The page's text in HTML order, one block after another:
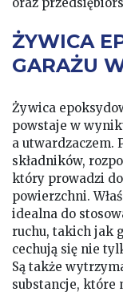
ŻYWICA
GARAŻU
Żywica
powstaje w
a utwardzaczem.
składników,
który prowadzi
powierzchni.
idealna do
ruchu, takich jak
cechują się nie
Są także
substancje, które